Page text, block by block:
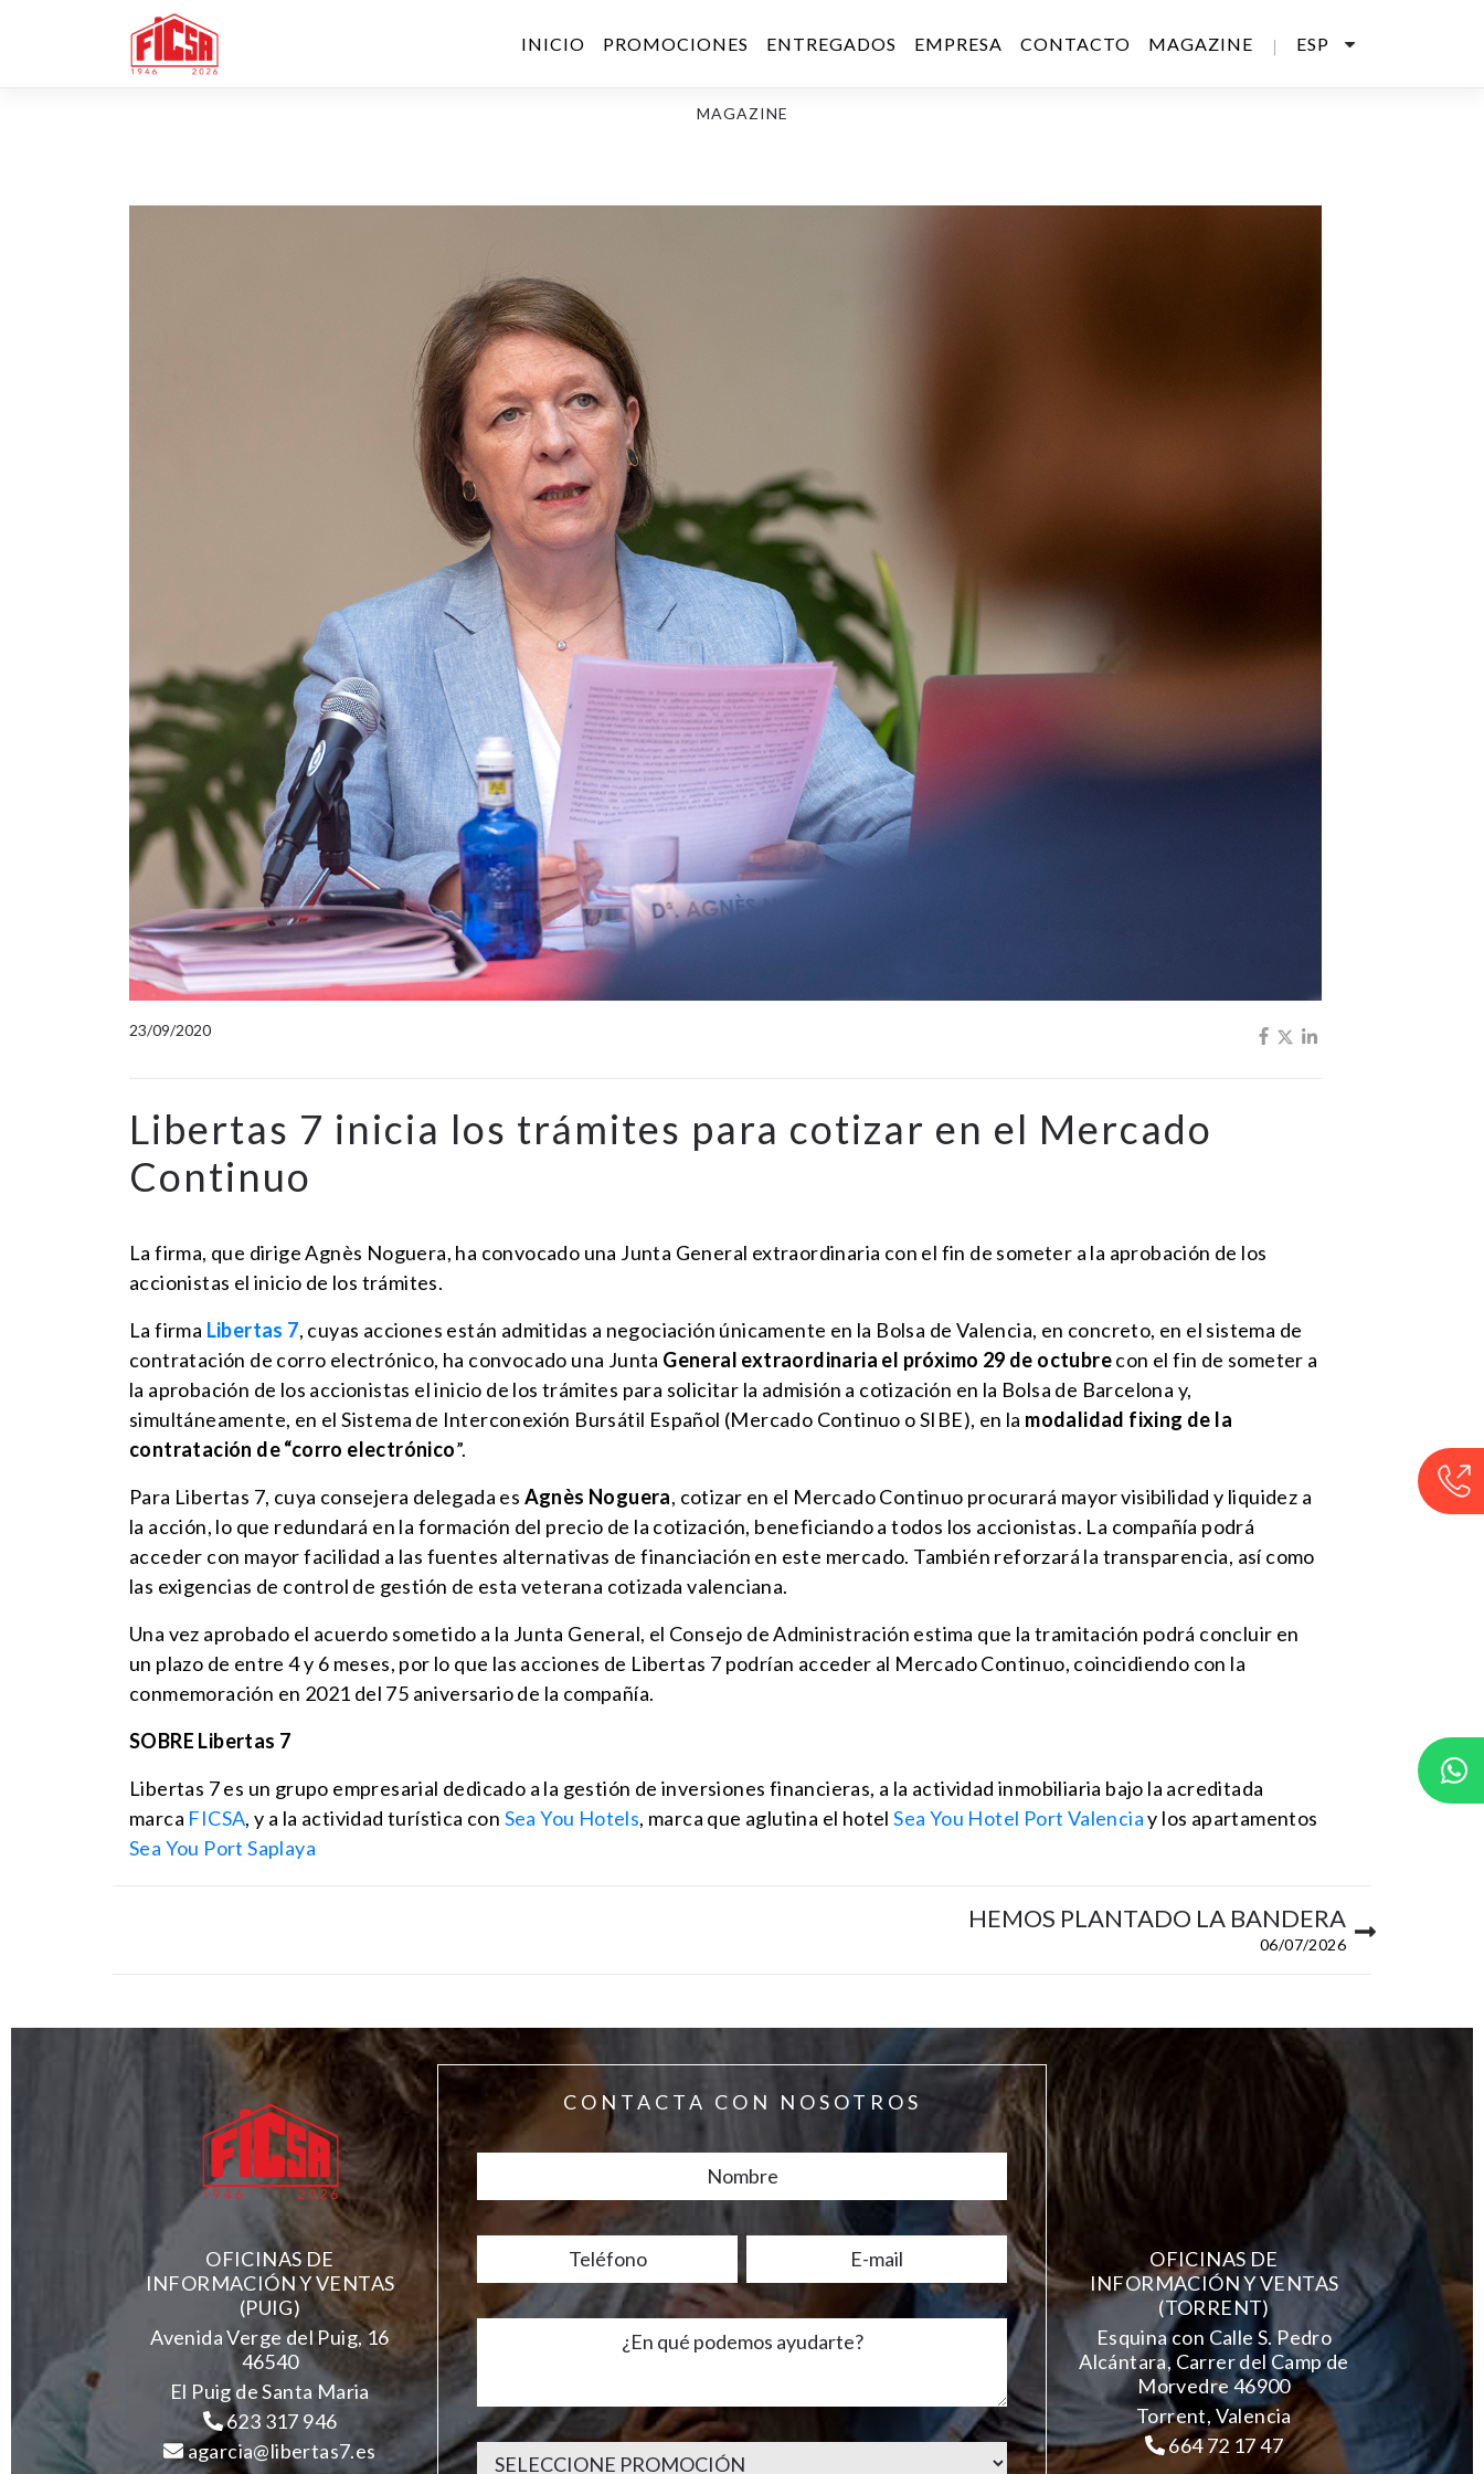
INICIO PROMOCIONES ENTREGADOS EMPRESA CONTACTO MAGAZINE ESP
MAGAZINE
23/09/2020
Libertas 7 inicia los trámites para cotizar en el Mercado
Continuo
La firma, que dirige Agnès Noguera, ha convocado una Junta General extraordinaria con el fin de someter a la aprobación de los
accionistas el inicio de los trámites.
La firma Libertas 7, cuyas acciones están admitidas a negociación únicamente en la Bolsa de Valencia, en concreto, en el sistema de
contratación de corro electrónico, ha convocado una Junta General extraordinaria el próximo 29 de octubrecon el fin de someter a
la aprobación de los accionistas el inicio de los trámites para solicitar la admisión a cotización en la Bolsa de Barcelona y,
simultáneamente, en el Sistema de Interconexión Bursátil Español (Mercado Continuo o SIBE), en la modalidad fixing de la
contratación de “corro electrónico”.
Para Libertas 7, cuya consejera delegada es Agnès Noguera, cotizar en el Mercado Continuo procurará mayor visibilidad y liquidez a
la acción, lo que redundará en la formación del precio de la cotización, beneficiando a todos los accionistas. La compañía podrá
acceder con mayor facilidad a las fuentes alternativas de financiación en este mercado. También reforzará la transparencia, así como
las exigencias de control de gestión de esta veterana cotizada valenciana.
Una vez aprobado el acuerdo sometido a la Junta General, el Consejo de Administración estima que la tramitación podrá concluir en
un plazo de entre 4 y 6 meses, por lo que las acciones de Libertas 7 podrían acceder al Mercado Continuo, coincidiendo con la
conmemoración en 2021 del 75 aniversario de la compañía.
SOBRE Libertas 7
Libertas 7 es un grupo empresarial dedicado a la gestión de inversiones financieras, a la actividad inmobiliaria bajo la acreditada
marca FICSA, y a la actividad turística con Sea You Hotels, marca que aglutina el hotelSea You Hotel Port Valenciay los apartamentos
Sea You Port Saplaya
HEMOS PLANTADO LA BANDERA
06/07/2026
OFICINAS DE
INFORMACIÓN Y VENTAS
(PUIG)
Avenida Verge del Puig, 16
46540
El Puig de Santa Maria
623 317 946
agarcia@libertas7.es
CONTACTA CON NOSOTROS
OFICINAS DE
INFORMACIÓN Y VENTAS
(TORRENT)
Esquina con Calle S. Pedro
Alcántara, Carrer del Camp de
Morvedre 46900
Torrent, Valencia
664 72 17 47